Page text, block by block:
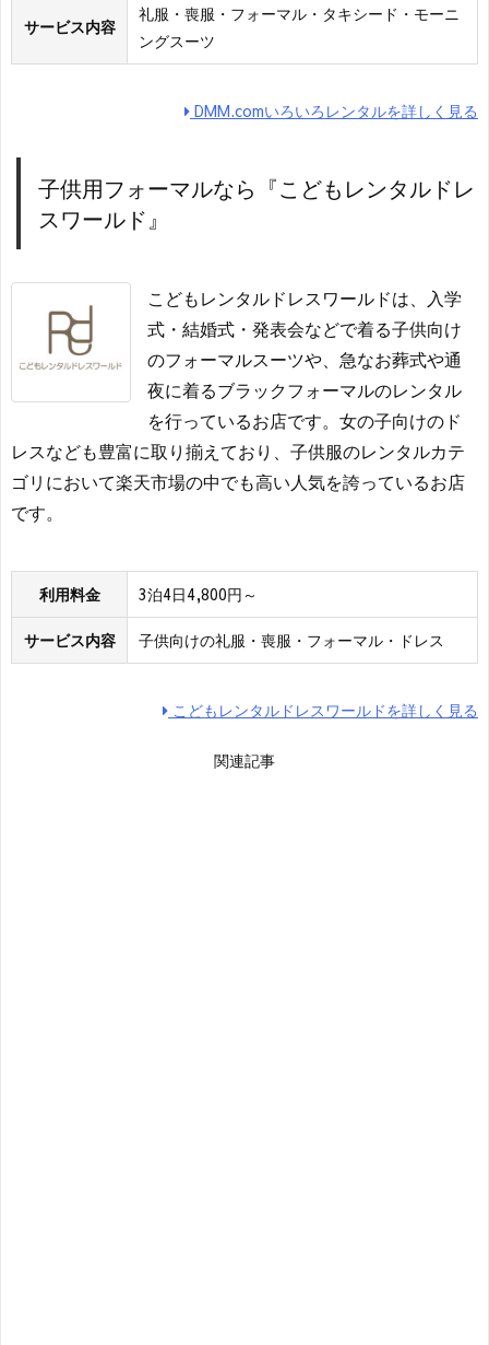
サービス内容
礼服・喪服・フォーマル・タキシード・モーニ
ングスーツ
DMM.comいろいろレンタルを詳しく見る
子供用フォーマルなら『こどもレンタルドレ
スワールド』
こどもレンタルドレスワールドは、入学
式・結婚式・発表会などで着る子供向け
のフォーマルスーツや、急なお葬式や通
夜に着るブラックフォーマルのレンタル
を行っているお店です。女の子向けのド
レスなども豊富に取り揃えており、子供服のレンタルカテ
ゴリにおいて楽天市場の中でも高い人気を誇っているお店
です。
利用料金 3泊4日4,800円～
サービス内容 子供向けの礼服・喪服・フォーマル・ドレス
こどもレンタルドレスワールドを詳しく見る
関連記事